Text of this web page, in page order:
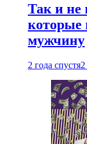
Так и не
которые
мужчину
2 года спустя